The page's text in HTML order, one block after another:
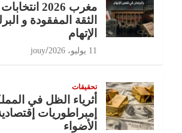
مغرب 2026
الثقة المفقودة و
الإتهام
11 يوليو، 2026 jouy
تحقيقات
أثرياء الظل في
إمبراطوريات
الأضواء